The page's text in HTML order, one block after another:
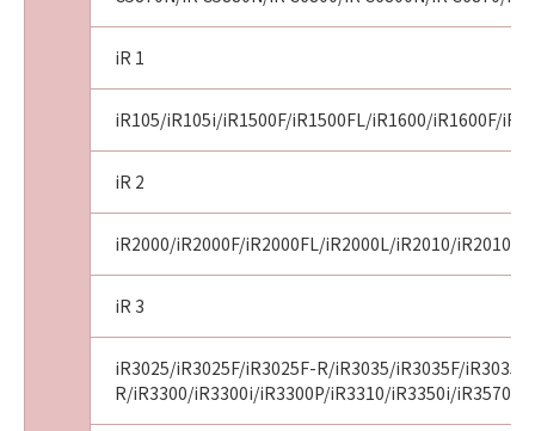
iR 1
iR105/iR105i/iR1500F/iR1500FL/iR1600/iR1600F/
iR 2
iR2000/iR2000F/iR2000FL/iR2000L/iR2010/
iR 3
iR3025/iR3025F/iR3025F-R/iR3035/iR3035F/
R/iR3300/iR3300i/iR3300P/iR3310/iR3350i/iR3570/